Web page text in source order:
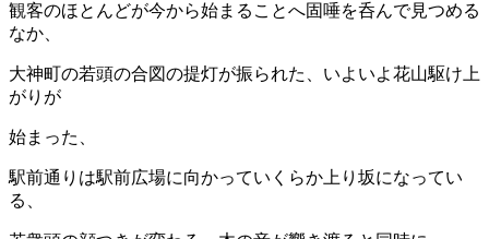
観客のほとんどが今から始まることへ固唾を呑んで見つめる
なか、
大神町の若頭の合図の提灯が振られた、いよいよ花山駆け上
がりが
始まった、
駅前通りは駅前広場に向かっていくらか上り坂になってい
る、